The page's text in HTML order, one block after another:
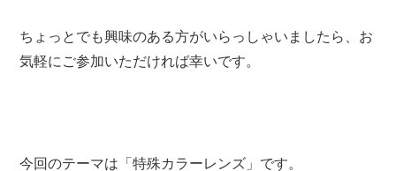
ちょっとでも興味のある方がいらっしゃいましたら、お
気軽にご参加いただければ幸いです。
今回のテーマは「特殊カラーレンズ」です。